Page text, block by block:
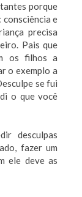
porque
e
precisa
Pais que
os filhos a
o exemplo a
se fui
o que você
desculpas
fazer um
ele deve as